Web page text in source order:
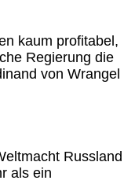
kaum profitabel,
Regierung die
von Wrangel
Russland
als ein